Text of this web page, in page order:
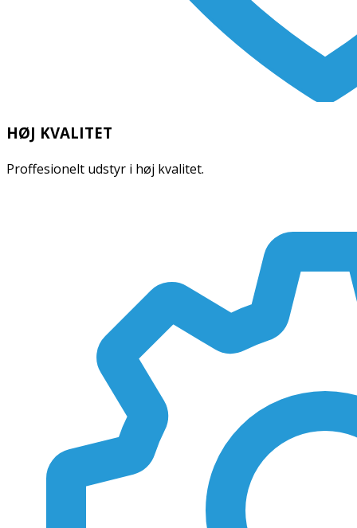
HØJ KVALITET
Proffesionelt udstyr i høj kvalitet.